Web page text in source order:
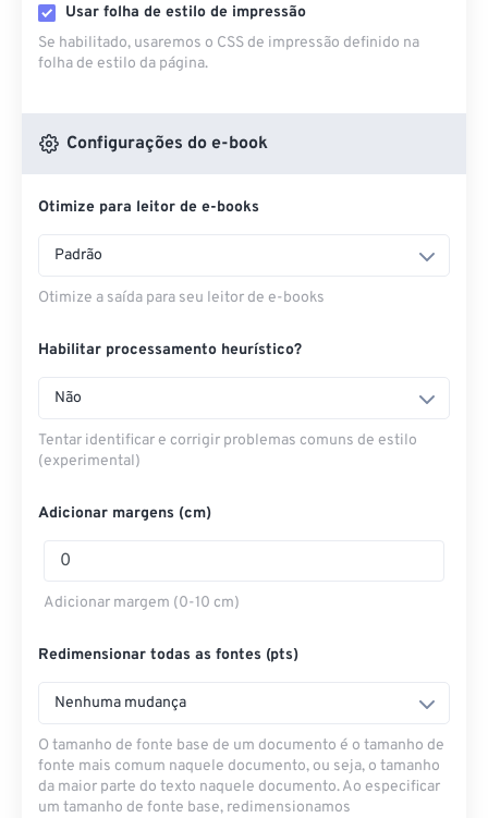
Usar folha de estilo de impressão
Se habilitado, usaremos o CSS de impressão definido na
folha de estilo da página.
Configurações do e-book
Otimize para leitor de e-books
Padrão
Otimize a saída para seu leitor de e-books
Habilitar processamento heurístico?
Não
Tentar identificar e corrigir problemas comuns de estilo
(experimental)
Adicionar margens (cm)
Adicionar margem (0-10 cm)
Redimensionar todas as fontes (pts)
Nenhuma mudança
O tamanho de fonte base de um documento é o tamanho de
fonte mais comum naquele documento, ou seja, o tamanho
da maior parte do texto naquele documento. Ao especificar
um tamanho de fonte base, redimensionamos